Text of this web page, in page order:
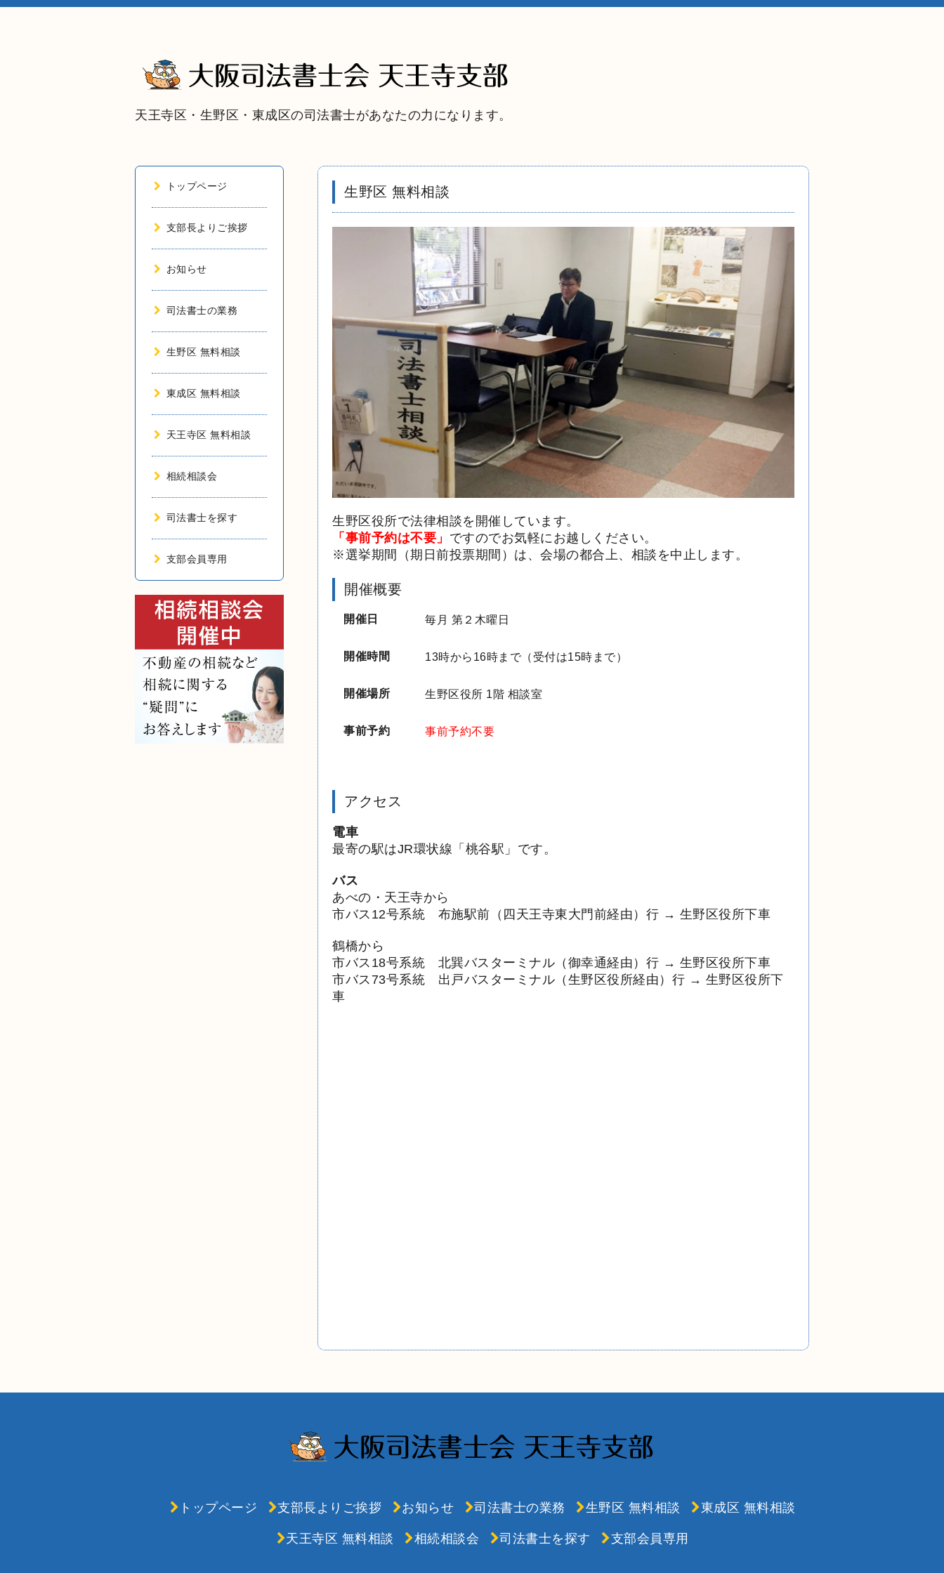
天王寺区・生野区・東成区の司法書士があなたの力になります。
生野区 無料相談
生野区役所で法律相談を開催しています。
「事前予約は不要」 ですのでお気軽にお越しください。
※選挙期間（期日前投票期間）は、会場の都合上、相談を中止します。
開催概要
開催日 毎月 第２木曜日
開催時間 13時から16時まで（受付は15時まで）
開催場所 生野区役所 1階 相談室
事前予約 事前予約不要
アクセス
電車
最寄の駅はJR環状線「桃谷駅」です。
バス
あべの・天王寺から
市バス12号系統 布施駅前（四天王寺東大門前経由）行 → 生野区役所下車
鶴橋から
市バス18号系統 北巽バスターミナル（御幸通経由）行 → 生野区役所下車
市バス73号系統 出戸バスターミナル（生野区役所経由）行 → 生野区役所下
車
トップページ
支部長よりご挨拶
お知らせ
司法書士の業務
生野区 無料相談
東成区 無料相談
天王寺区 無料相談
相続相談会
司法書士を探す
支部会員専用
トップページ 支部長よりご挨拶 お知らせ 司法書士の業務 生野区 無料相談 東成区 無料相談
天王寺区 無料相談 相続相談会 司法書士を探す 支部会員専用